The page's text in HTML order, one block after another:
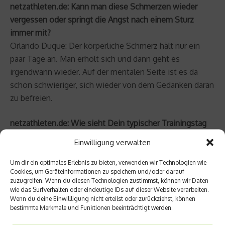
Einwilligung verwalten
Um dir ein optimales Erlebnis zu bieten, verwenden wir Technologien wie
Cookies, um Geräteinformationen zu speichern und/oder darauf
zuzugreifen. Wenn du diesen Technologien zustimmst, können wir Daten
wie das Surfverhalten oder eindeutige IDs auf dieser Website verarbeiten.
Wenn du deine Einwillligung nicht erteilst oder zurückziehst, können
bestimmte Merkmale und Funktionen beeinträchtigt werden.
netzathleten.de: Kann man diese Schmerzen wieder
vergessen oder springt die Angst nach einem Sturz
immer mit?
Orlando Duque: Der körperliche Schmerz hält nur ein
paar Tage an. Man erholt sich und dann geht es
irgendwann wieder. Auf der mentalen Seite ist es da
schon schwieriger, sich wieder von dem Gedanken daran
zu befreien.
netzathleten.de: Wie sieht Dein typischer Trainingstag
Krafttraining
?
Orlando Duque: Die Ausdauer trainiere ich mit Laufen,
Radfahren undSchwimmen . Das legt die Grundlage für
eine gute körperliche Verfassung. Den größten Teil
meines Trainings macht allerdings das Technik-Training
im Schwimmbad aus. Natürlich muss ich auch